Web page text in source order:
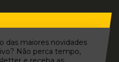
das maiores novidades
Não perca tempo,